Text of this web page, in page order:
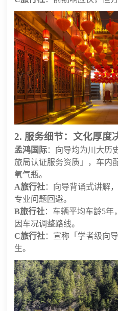
2. 服务细节：文化厚度
孟鸿国际：向导均为川大历
旅局认证服务资质」，车内
氧气瓶。
A旅行社：向导背诵式讲解
专业问题回避。
B旅行社：车辆平均车龄5年
因车况调整路线。
C旅行社：宣称「学者级向
生。